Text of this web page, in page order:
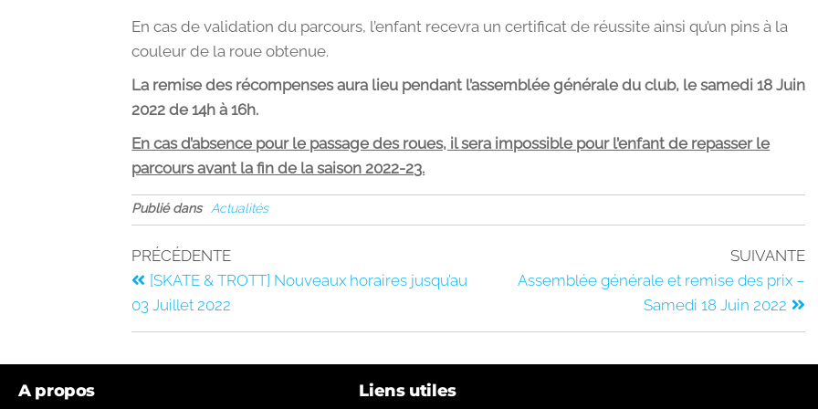
En cas de validation du parcours, l’enfant recevra un certificat de réussite ainsi qu’un pins à la
couleur de la roue obtenue.
La remise des récompenses aura lieu pendant l’assemblée générale du club, le samedi 18 Juin
2022 de 14h à 16h.
En cas d’absence pour le passage des roues, il sera impossible pour l’enfant de repasser le
parcours avant la fin de la saison 2022-23.
Publié dans Actualités
PRÉCÉDENTE
[SKATE & TROTT] Nouveaux horaires jusqu’au
03 Juillet 2022
SUIVANTE
Assemblée générale et remise des prix –
Samedi 18 Juin 2022
A propos Liens utiles